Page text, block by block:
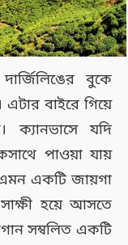
দার্জিলিঙের বুকে
বাইরে গিয়ে
ক্যানভাসে যদি
পাওয়া যায়
একটি জায়গা
হয়ে আসতে
সম্বলিত একটি